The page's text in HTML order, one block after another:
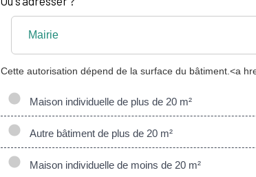
Mairie
Cette autorisation dépend de la surface du bâtiment.<a
Maison individuelle de plus de 20 m²
Autre bâtiment de plus de 20 m²
Maison individuelle de moins de 20 m²